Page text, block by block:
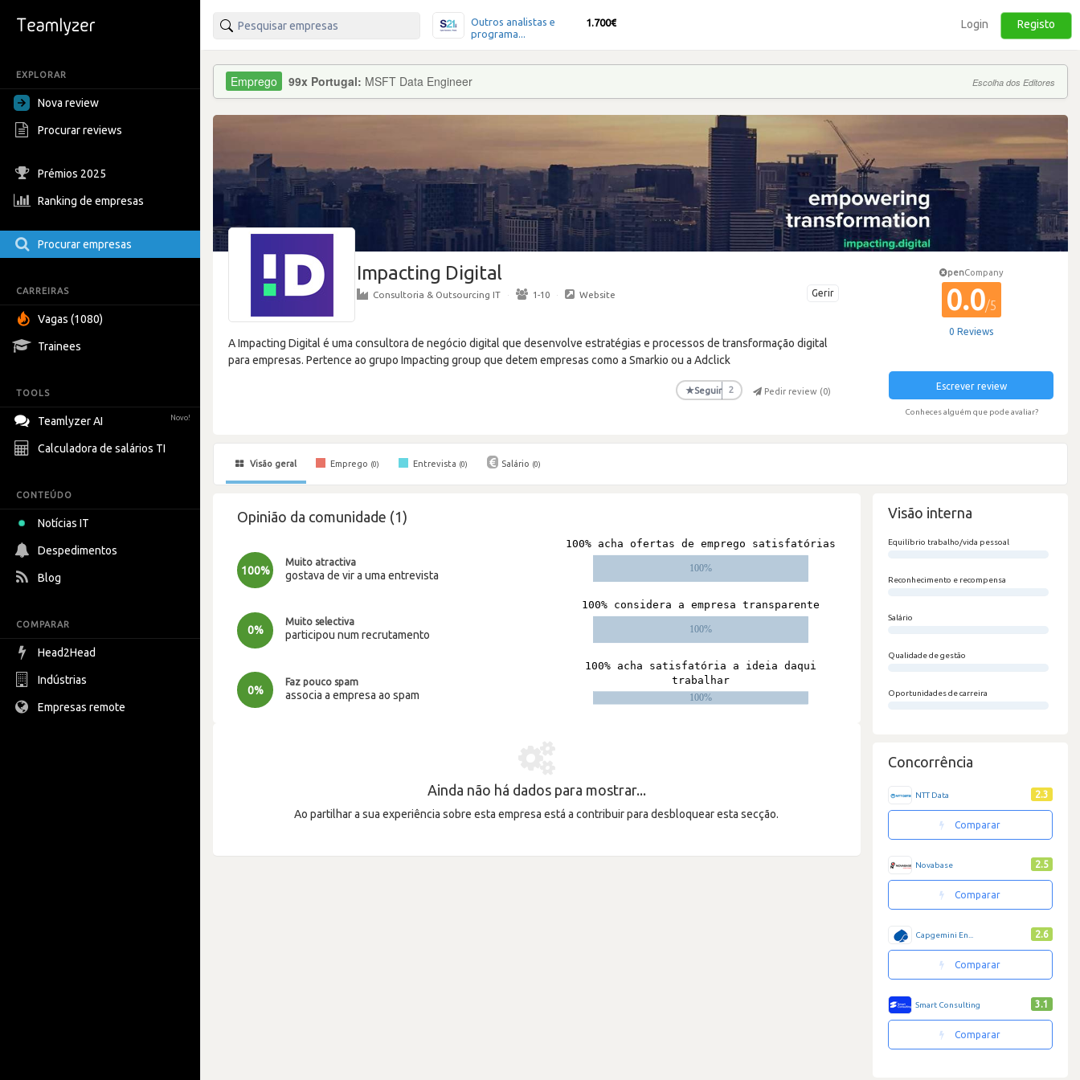
EXPLORAR
Nova review
Procurar reviews
Prémios 2025
Ranking de empresas
Procurar empresas
CARREIRAS
Vagas (1080)
Trainees
TOOLS
Teamlyzer AI Novo!
Calculadora de salários TI
CONTEÚDO
Notícias IT
Despedimentos
Blog
COMPARAR
Head2Head
Indústrias
Empresas remote
Outros analistas e
programa...
1.700€ Login Registo
99x Portugal: MSFT Data Engineer Escolha dos Editores
Impacting Digital
Gerir
Consultoria & Outsourcing IT · 1-10 · Website
A Impacting Digital é uma consultora de negócio digital que desenvolve estratégias e processos de transformação digital
para empresas. Pertence ao grupo Impacting group que detem empresas como a Smarkio ou a Adclick
★Seguir 2 Pedir review (0)
penCompany
0.0/5
0 Reviews
Escrever review
Conheces alguém que pode avaliar?
Visão geral Emprego (0) Entrevista (0) Salário (0)
Opinião da comunidade (1)
100%
Muito atractiva
gostava de vir a uma entrevista
0%
Muito selectiva
participou num recrutamento
0%
Faz pouco spam
associa a empresa ao spam
Ainda não há dados para mostrar...
Ao partilhar a sua experiência sobre esta empresa está a contribuir para desbloquear esta secção.
Visão interna
Equilíbrio trabalho/vida pessoal
Reconhecimento e recompensa
Salário
Qualidade de gestão
Oportunidades de carreira
Concorrência
NTT Data 2.3
Comparar
Novabase 2.5
Comparar
Capgemini En... 2.6
Comparar
Smart Consulting 3.1
Comparar